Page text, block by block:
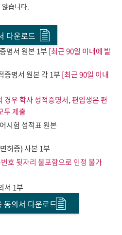
습니다.
다운로드
명서 원본 1부 [최근 90일 이내에 발
증명서 원본 각 1부 [최근 90일 이내
경우 학사 성적증명서, 편입생은 편
두 제출
시험 성적표 원본
허증) 사본 1부
호 뒷자리 불포함으로 인정 불가
서 1부
동의서 다운로드